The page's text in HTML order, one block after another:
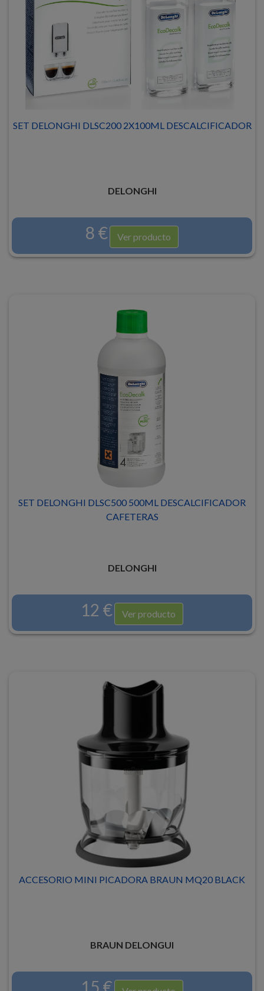
SET DELONGHI DLSC200 2X100ML DESCALCIFICADOR
DELONGHI
8 € Ver producto
SET DELONGHI DLSC500 500ML DESCALCIFICADOR
CAFETERAS
DELONGHI
12 € Ver producto
ACCESORIO MINI PICADORA BRAUN MQ20 BLACK
BRAUN DELONGUI
15 €